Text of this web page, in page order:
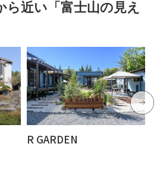
ら近い「富士山の見え
R GARDEN